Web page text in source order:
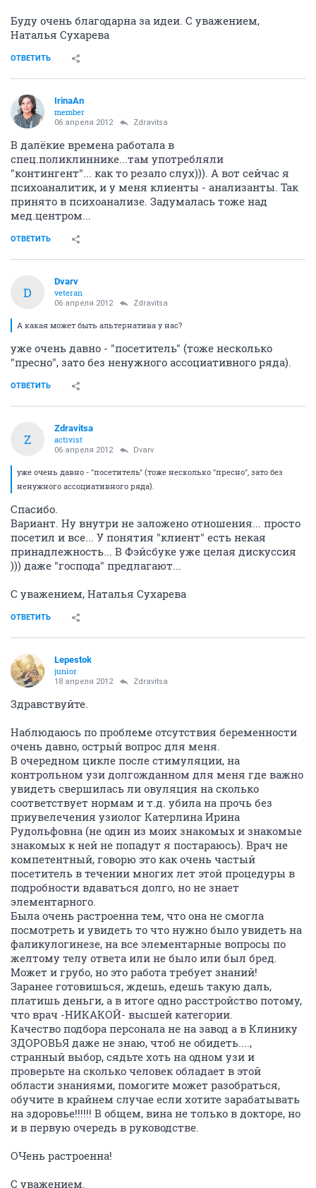
Буду очень благодарна за идеи. С уважением,
Наталья Сухарева
ОТВЕТИТЬ
IrinaAn
member
06 апреля 2012 Zdravitsa
В далёкие времена работала в
спец.поликлиннике...там употребляли
"контингент"... как то резало слух))). А вот сейчас я
психоаналитик, и у меня клиенты - анализанты. Так
принято в психоанализе. Задумалась тоже над
мед.центром...
ОТВЕТИТЬ
D
Dvarv
veteran
06 апреля 2012 Zdravitsa
А какая может быть альтернатива у нас?
уже очень давно - "посетитель" (тоже несколько
"пресно", зато без ненужного ассоциативного ряда).
ОТВЕТИТЬ
Z
Zdravitsa
activist
06 апреля 2012 Dvarv
уже очень давно - "посетитель" (тоже несколько "пресно", зато без
ненужного ассоциативного ряда).
Спасибо.
Вариант. Ну внутри не заложено отношения... просто
посетил и все... У понятия "клиент" есть некая
принадлежность... В Фэйсбуке уже целая дискуссия
))) даже "господа" предлагают...
С уважением, Наталья Сухарева
ОТВЕТИТЬ
Lepestok
junior
18 апреля 2012 Zdravitsa
Здравствуйте.
Наблюдаюсь по проблеме отсутствия беременности
очень давно, острый вопрос для меня.
В очередном цикле после стимуляции, на
контрольном узи долгожданном для меня где важно
увидеть свершилась ли овуляция на сколько
соответствует нормам и т.д. убила на прочь без
приувелечения узиолог Катерлина Ирина
Рудольфовна (не один из моих знакомых и знакомые
знакомых к ней не попадут я постараюсь). Врач не
компетентный, говорю это как очень частый
посетитель в течении многих лет этой процедуры в
подробности вдаваться долго, но не знает
элементарного.
Была очень растроенна тем, что она не смогла
посмотреть и увидеть то что нужно было увидеть на
фаликулогинезе, на все элементарные вопросы по
желтому телу ответа или не было или был бред.
Может и грубо, но это работа требует знаний!
Заранее готовишься, ждешь, едешь такую даль,
платишь деньги, а в итоге одно расстройство потому,
что врач -НИКАКОЙ- высшей категории.
Качество подбора персонала не на завод а в Клинику
ЗДОРОВЬЯ даже не знаю, чтоб не обидеть....,
странный выбор, сядьте хоть на одном узи и
проверьте на сколько человек обладает в этой
области знаниями, помогите может разобраться,
обучите в крайнем случае если хотите зарабатывать
на здоровье!!!!!! В общем, вина не только в докторе, но
и в первую очередь в руководстве.
ОЧень растроенна!
С уважением.